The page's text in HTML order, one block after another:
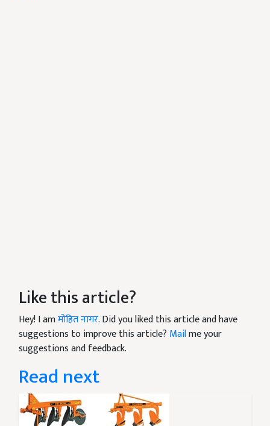
Like this article?
Hey! I amमोहित नागर. Did you liked this article and have
suggestions to improve this article? Mailme your
suggestions and feedback.
Read next